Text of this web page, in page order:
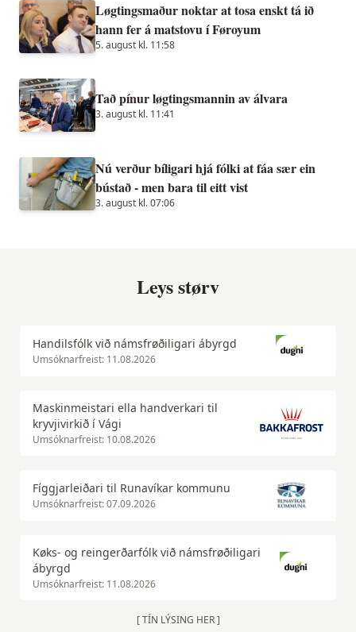
Løgtingsmaður noktar at tosa enskt tá ið
hann fer á matstovu í Føroyum
5. august kl. 11:58
Tað pínur løgtingsmannin av álvara
3. august kl. 11:41
Nú verður bíligari hjá fólki at fáa sær ein
bústað - men bara til eitt vist
3. august kl. 07:06
Leys størv
Handilsfólk við námsfrøðiligari ábyrgd
Umsóknarfreist: 11.08.2026
Maskinmeistari ella handverkari til
kryvjivirkið í Vági
Umsóknarfreist: 10.08.2026
Fíggjarleiðari til Runavíkar kommunu
Umsóknarfreist: 07.09.2026
Køks- og reingerðarfólk við námsfrøðiligari
ábyrgd
Umsóknarfreist: 11.08.2026
[ TÍN LÝSING HER ]